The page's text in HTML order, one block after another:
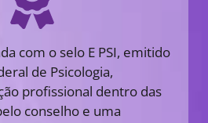
com o selo E PSI, emitido
de Psicologia,
profissional dentro das
conselho e uma